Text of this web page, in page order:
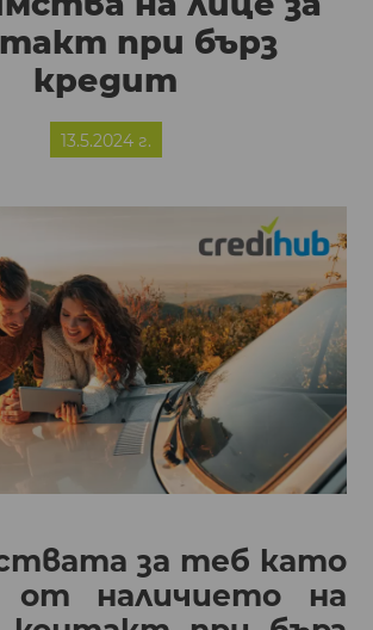
при бърз
кредит
13.5.2024 г.
за теб като
от наличието на